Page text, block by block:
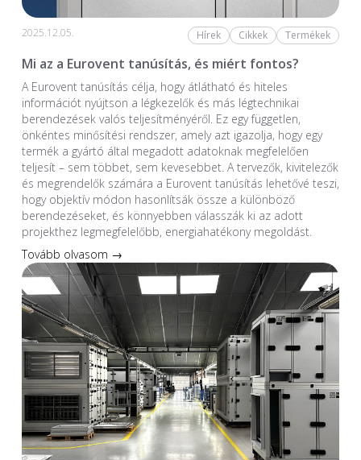
2025.12.05. Hírek Cikkek Termékek
Mi az a Eurovent tanúsítás, és miért fontos?
A Eurovent tanúsítás célja, hogy átlátható és hiteles
információt nyújtson a légkezelők és más légtechnikai
berendezések valós teljesítményéről. Ez egy független,
önkéntes minősítési rendszer, amely azt igazolja, hogy egy
termék a gyártó által megadott adatoknak megfelelően
teljesít – sem többet, sem kevesebbet. A tervezők, kivitelezők
és megrendelők számára a Eurovent tanúsítás lehetővé teszi,
hogy objektív módon hasonlítsák össze a különböző
berendezéseket, és könnyebben válasszák ki az adott
projekthez legmegfelelőbb, energiahatékony megoldást.
Tovább olvasom →